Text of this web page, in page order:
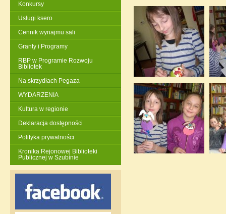
Konkursy
Usługi ksero
Cennik wynajmu sali
Granty i Programy
RBP w Programie Rozwoju
Bibliotek
Na skrzydłach Pegaza
WYDARZENIA
Kultura w regionie
Deklaracja dostępności
Polityka prywatności
Kronika Rejonowej Biblioteki
Publicznej w Szubinie